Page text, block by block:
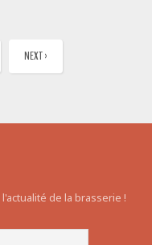
NEXT ›
de la brasserie !